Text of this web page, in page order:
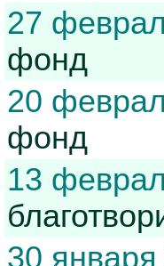
27
фонд
20
фонд
13
30 января